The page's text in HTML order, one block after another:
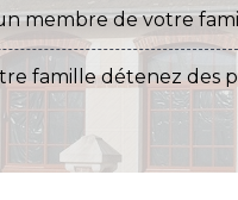
membre de votre
famille détenez des